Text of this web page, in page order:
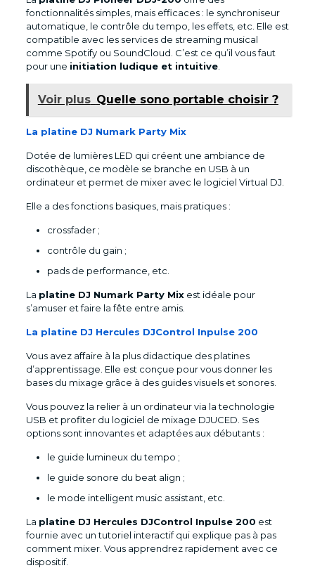
fonctionnalités simples, mais efficaces : le synchroniseur
automatique, le contrôle du tempo, les effets, etc. Elle est
compatible avec les services de streaming musical
comme Spotify ou SoundCloud. C’est ce qu’il vous faut
pour une initiation ludique et intuitive.
Voir plus Quelle sono portable choisir ?
La platine DJ Numark Party Mix
Dotée de lumières LED qui créent une ambiance de
discothèque, ce modèle se branche en USB à un
ordinateur et permet de mixer avec le logiciel Virtual DJ.
Elle a des fonctions basiques, mais pratiques :
crossfader ;
contrôle du gain ;
pads de performance, etc.
La platine DJ Numark Party Mixest idéale pour
s’amuser et faire la fête entre amis.
La platine DJ Hercules DJControl Inpulse 200
Vous avez affaire à la plus didactique des platines
d’apprentissage. Elle est conçue pour vous donner les
bases du mixage grâce à des guides visuels et sonores.
Vous pouvez la relier à un ordinateur via la technologie
USB et profiter du logiciel de mixage DJUCED. Ses
options sont innovantes et adaptées aux débutants :
le guide lumineux du tempo ;
le guide sonore du beat align ;
le mode intelligent music assistant, etc.
La platine DJ Hercules DJControl Inpulse 200 est
fournie avec un tutoriel interactif qui explique pas à pas
comment mixer. Vous apprendrez rapidement avec ce
dispositif.